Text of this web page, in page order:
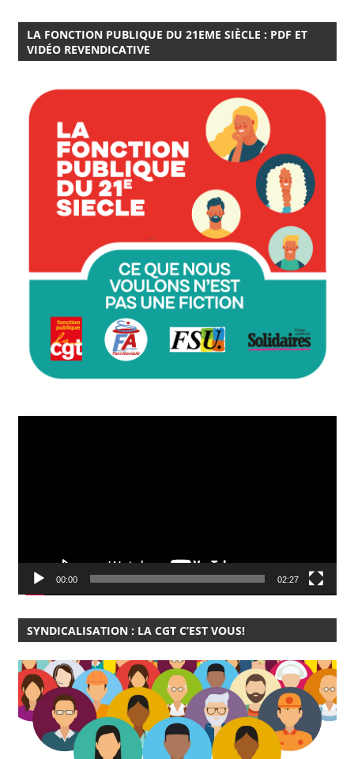
LA FONCTION PUBLIQUE DU 21EME SIÈCLE : PDF ET
VIDÉO REVENDICATIVE
00:00 02:27
SYNDICALISATION : LA CGT C’EST VOUS!